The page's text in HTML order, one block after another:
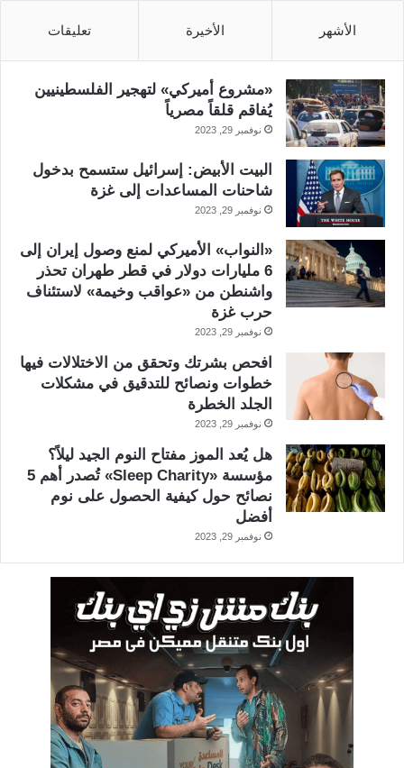
الأشهر الأخيرة تعليقات
«مشروع أميركي» لتهجير الفلسطينيين
يُفاقم قلقاً مصرياً
نوفمبر 29, 2023
البيت الأبيض: إسرائيل ستسمح بدخول
شاحنات المساعدات إلى غزة
نوفمبر 29, 2023
«النواب» الأميركي لمنع وصول إيران إلى
6 مليارات دولار في قطر طهران تحذر
واشنطن من «عواقب وخيمة» لاستئناف
حرب غزة
نوفمبر 29, 2023
افحص بشرتك وتحقق من الاختلالات فيها
خطوات ونصائح للتدقيق في مشكلات
الجلد الخطرة
نوفمبر 29, 2023
هل يُعد الموز مفتاح النوم الجيد ليلاً؟
مؤسسة «Sleep Charity» تُصدر أهم 5
نصائح حول كيفية الحصول على نوم
أفضل
نوفمبر 29, 2023